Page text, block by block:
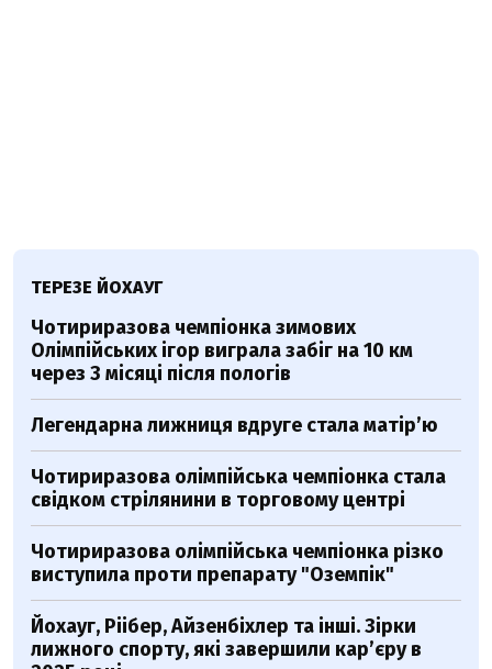
ТЕРЕЗЕ ЙОХАУГ
Чотириразова чемпіонка зимових
Олімпійських ігор виграла забіг на 10 км
через 3 місяці після пологів
Легендарна лижниця вдруге стала матір’ю
Чотириразова олімпійська чемпіонка стала
свідком стрілянини в торговому центрі
Чотириразова олімпійська чемпіонка різко
виступила проти препарату "Оземпік"
Йохауг, Ріібер, Айзенбіхлер та інші. Зірки
лижного спорту, які завершили кар’єру в